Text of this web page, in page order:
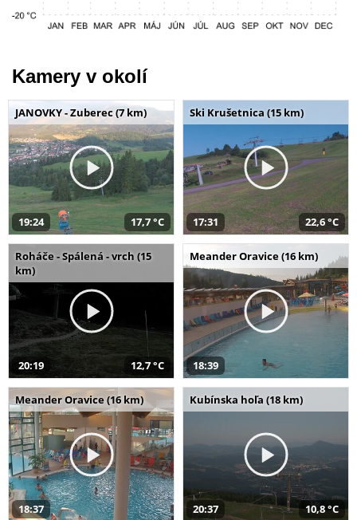
Kamery v okolí
JANOVKY - Zuberec (7 km)
19:24 17,7 °C
Ski Krušetnica (15 km)
17:31 22,6 °C
Roháče - Spálená - vrch (15
km)
20:19 12,7 °C
Meander Oravice (16 km)
18:39
Meander Oravice (16 km)
18:37
Kubínska hoľa (18 km)
20:37 10,8 °C